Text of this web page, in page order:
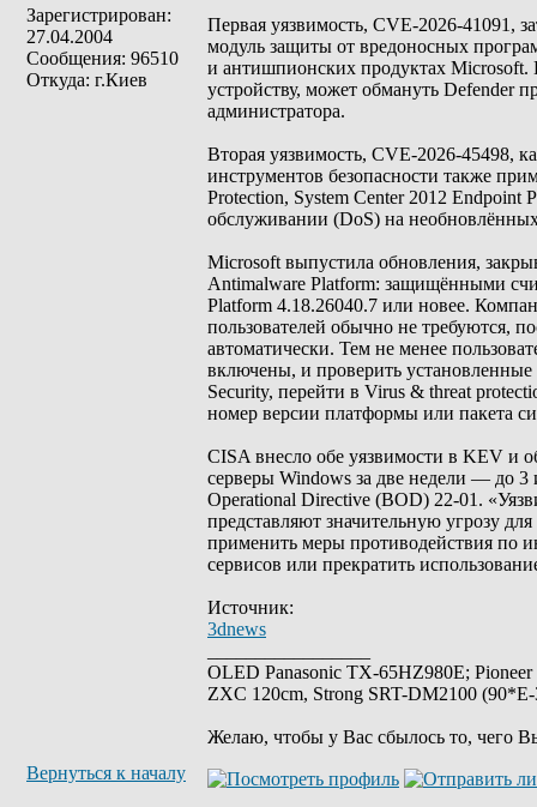
Зарегистрирован:
27.04.2004
Сообщения: 96510
Откуда: г.Киев
Первая уязвимость, CVE-2026-41091,
модуль защиты от вредоносных
и антишпионских продуктах
устройству, может обмануть Defender
администратора.
Вторая уязвимость, CVE-2026-45498,
инструментов безопасности также
Protection, System Center 2012 Endpoint
обслуживании (DoS) на
Microsoft выпустила обновления,
Antimalware Platform: защищёнными
Platform 4.18.26040.7 или новее.
пользователей обычно не требуются,
автоматически. Тем не менее
включены, и проверить
Security, перейти в Virus & threat
номер версии платформы или пакета
CISA внесло обе уязвимости в KEV и
серверы Windows за две недели — до 3
Operational Directive (BOD) 22-01.
представляют значительную угрозу
применить меры противодействия по
сервисов или прекратить
Источник:
3dnews
OLED Panasonic TX-65HZ980E;
ZXC 120cm, Strong SRT-DM2100
Желаю, чтобы у Вас сбылось то, чего
Вернуться к началу